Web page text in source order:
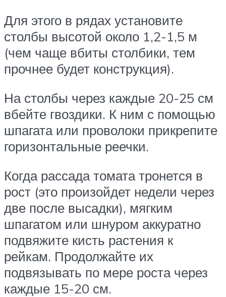
Для этого в рядах установите
столбы высотой около 1,2-1,5 м
(чем чаще вбиты столбики, тем
прочнее будет конструкция).
На столбы через каждые 20-25 см
вбейте гвоздики. К ним с помощью
шпагата или проволоки прикрепите
горизонтальные реечки.
Когда рассада томата тронется в
рост (это произойдет недели через
две после высадки), мягким
шпагатом или шнуром аккуратно
подвяжите кисть растения к
рейкам. Продолжайте их
подвязывать по мере роста через
каждые 15-20 см.